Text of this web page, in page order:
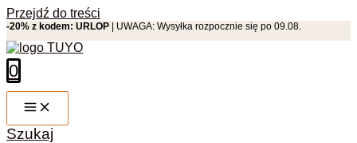
Przejdź do treści
-20% z kodem: URLOP | UWAGA: Wysyłka rozpocznie się po 09.08.
0
Szukaj